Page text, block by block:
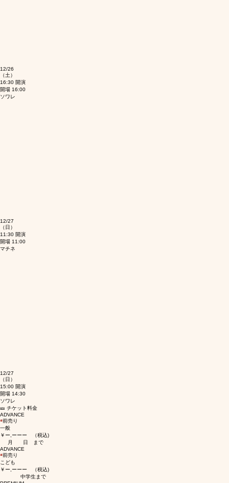
12/26
（土）
16:30 開演
開場 16:00
12/27
（日）
11:30 開演
開場 11:00
12/27
（日）
15:00 開演
開場 14:30
​ソワレ​
🎫 チケット料金
​ADVANCE
前売り
一般
￥ー,ーーー （税込)
月 日 まで
​ADVANCE
◉前売り
こども
￥ー,ーーー （税込)